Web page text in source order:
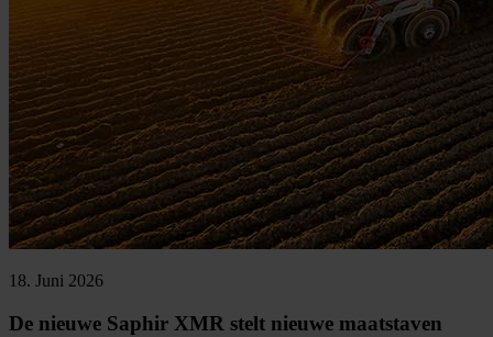
18. Juni 2026
De nieuwe Saphir XMR stelt nieuwe maatstaven